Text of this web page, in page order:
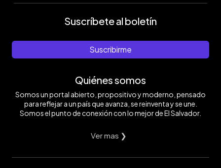
Suscríbete al boletín
Suscribirme
Quiénes somos
Somos un portal abierto, propositivo y moderno, pensado
para reflejar a un país que avanza, se reinventa y se une.
Somos el punto de conexión con lo mejor de El Salvador.
Ver mas ❯